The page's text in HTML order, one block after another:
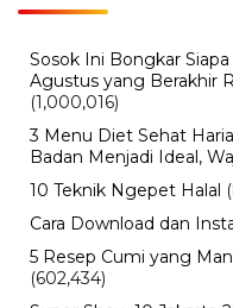
Sosok Ini Bongkar
Agustus yang Berakhir
(1,000,016)
3 Menu Diet Sehat
Badan Menjadi Ideal,
10 Teknik Ngepet Halal
Cara Download dan
5 Resep Cumi yang
(602,434)